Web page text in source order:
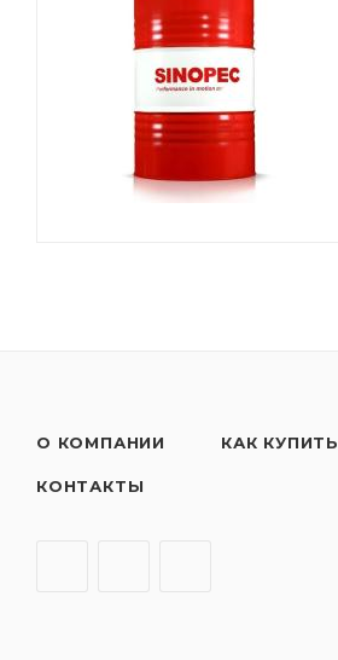
О КОМПАНИИ КАК КУПИТЬ
КОНТАКТЫ